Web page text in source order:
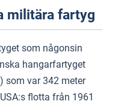
militära fartyg
som någonsin
hangarfartyget
som var 342 meter
flotta från 1961